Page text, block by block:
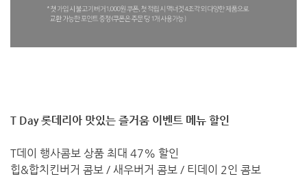
T Day 롯데리아 맛있는 즐거움 이벤트 메뉴 할인
T데이 행사콤보 상품 최대 47% 할인
힙&합치킨버거 콤보 / 새우버거 콤보 / 티데이 2인 콤보